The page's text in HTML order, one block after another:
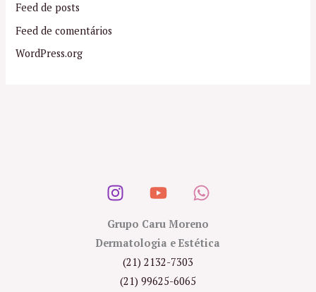
Feed de posts
Feed de comentários
WordPress.org
Grupo Caru Moreno
Dermatologia e Estética
(21) 2132-7303
(21) 99625-6065